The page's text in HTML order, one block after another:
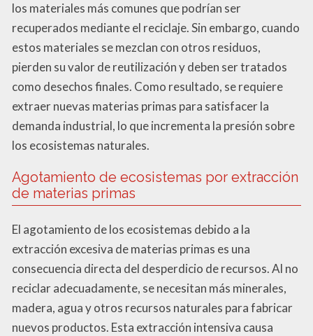
los materiales más comunes que podrían ser
recuperados mediante el reciclaje. Sin embargo, cuando
estos materiales se mezclan con otros residuos,
pierden su valor de reutilización y deben ser tratados
como desechos finales. Como resultado, se requiere
extraer nuevas materias primas para satisfacer la
demanda industrial, lo que incrementa la presión sobre
los ecosistemas naturales.
Agotamiento de ecosistemas por extracción
de materias primas
El agotamiento de los ecosistemas debido a la
extracción excesiva de materias primas es una
consecuencia directa del desperdicio de recursos. Al no
reciclar adecuadamente, se necesitan más minerales,
madera, agua y otros recursos naturales para fabricar
nuevos productos. Esta extracción intensiva causa